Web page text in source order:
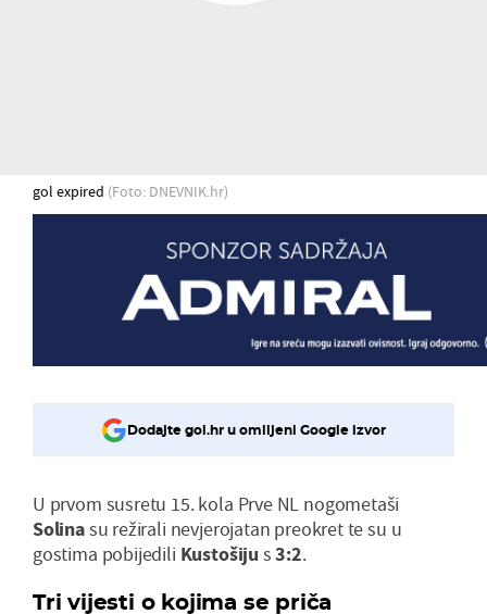
gol expired (Foto: DNEVNIK.hr)
Dodajte gol.hr u omiljeni Google izvor
U prvom susretu 15. kola Prve NL nogometaši
Solinasu režirali nevjerojatan preokret te su u
gostima pobijedili Kustošiju s3:2.
Tri vijesti o kojima se priča